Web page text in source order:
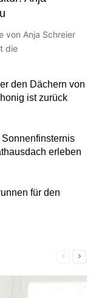
von Anja Schreier
die
den Dächern von
ist zurück
erleben
für den
Verherige